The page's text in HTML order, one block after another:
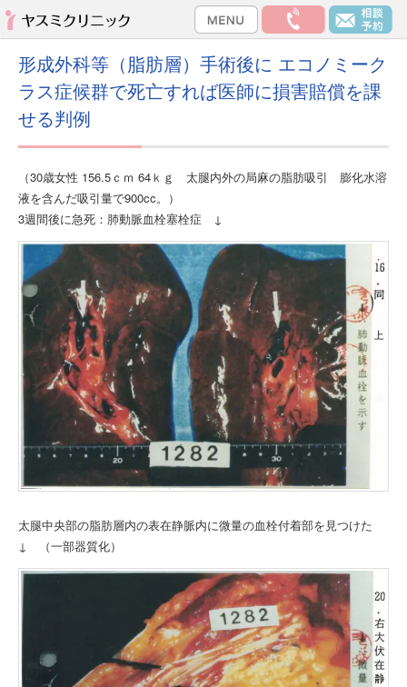
形成外科等（脂肪層）手術後に エコノミーク
ラス症候群で死亡すれば医師に損害賠償を課
せる判例
（30歳女性 156.5ｃｍ 64ｋｇ 太腿内外の局麻の脂肪吸引 膨化水溶
液を含んだ吸引量で900cc。）
3週間後に急死：肺動脈血栓塞栓症 ↓
太腿中央部の脂肪層内の表在静脈内に微量の血栓付着部を見つけた
↓ （一部器質化）